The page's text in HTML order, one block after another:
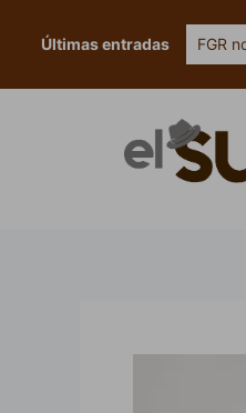
Últimas entradas FGR